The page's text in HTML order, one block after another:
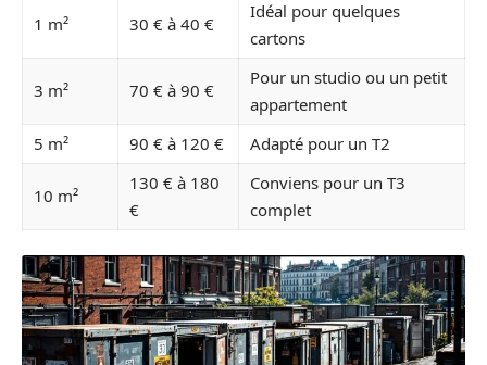
1 m² 30 € à 40 €
Idéal pour quelques
cartons
3 m² 70 € à 90 €
Pour un studio ou un petit
appartement
5 m²
90 € à 120 € Adapté pour un T2
10 m²
130 € à 180
€
Conviens pour un T3
complet